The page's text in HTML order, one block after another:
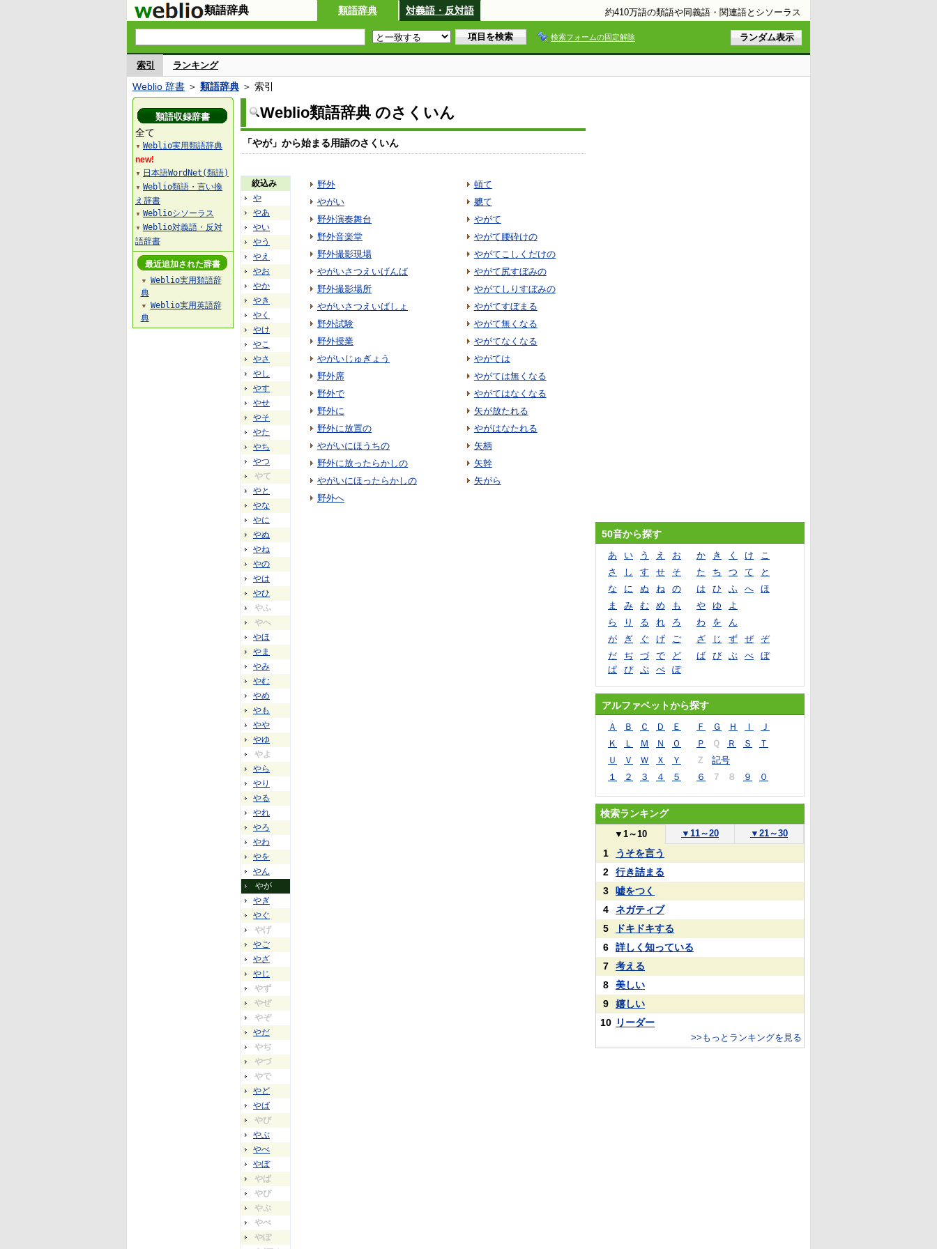
類語辞典 類語辞典 対義語・反対語 約410万語の類語や同義語・関連語とシソーラス
検索フォームの固定解除
索引 ランキング
Weblio 辞書 ＞ 類語辞典 ＞ 索引
Weblio類語辞典 のさくいん
「やが」から始まる用語のさくいん
絞込み
や
やあ
やい
やう
やえ
やお
やか
やき
やく
やけ
やこ
やさ
やし
やす
やせ
やそ
やた
やち
やつ
やて
やと
やな
やに
やぬ
やね
やの
やは
やひ
やふ
やへ
やほ
やま
やみ
やむ
やめ
やも
やや
やゆ
やよ
やら
やり
やる
やれ
やろ
やわ
やを
やん
やが
やぎ
やぐ
やげ
やご
やざ
やじ
やず
やぜ
やぞ
やだ
やぢ
やづ
やで
やど
やば
やび
やぶ
やべ
やぼ
やぱ
やぴ
やぷ
やぺ
やぽ
野外
やがい
野外演奏舞台
野外音楽堂
野外撮影現場
やがいさつえいげんば
野外撮影場所
やがいさつえいばしょ
野外試験
野外授業
やがいじゅぎょう
野外席
野外で
野外に
野外に放置の
やがいにほうちの
野外に放ったらかしの
やがいにほったらかしの
野外へ
頓て
軈て
やがて
やがて腰砕けの
やがてこしくだけの
やがて尻すぼみの
やがてしりすぼみの
やがてすぼまる
やがて無くなる
やがてなくなる
やがては
やがては無くなる
やがてはなくなる
矢が放たれる
やがはなたれる
矢柄
矢幹
矢がら
類語収録辞書
全て
▼ Weblio実用類語辞典
new!
▼ 日本語WordNet(類語)
▼ Weblio類語・言い換
え辞書
▼ Weblioシソーラス
▼ Weblio対義語・反対
語辞書
最近追加された辞書
▼
Weblio実用類語辞
典
▼
Weblio実用英語辞
典
50音から探す
あ い う え お か き く け
こ
さ
し す せ そ た ち つ て
と
な
に ぬ ね の は ひ ふ へ
ほ
ま
み む め も や ゆ
よ
ら
り る れ ろ わ を
ん
が
ぎ ぐ げ ご ざ じ ず ぜ
ぞ
だ
ぢ づ で ど ば び ぶ べ
ぼ
ぱ
ぴ ぷ ぺ ぽ
アルファベットから探す
Ａ Ｂ Ｃ Ｄ Ｅ Ｆ Ｇ Ｈ Ｉ
Ｊ
Ｋ
Ｌ Ｍ Ｎ Ｏ Ｐ Ｑ Ｒ Ｓ
Ｔ
Ｕ
Ｖ Ｗ Ｘ Ｙ Ｚ
記号
１
２ ３ ４ ５ ６ ７ ８ ９ ０
検索ランキング
▼ 1～10 ▼ 11～20 ▼ 21～30
1
うそを言う
2
行き詰まる
3
嘘をつく
4
ネガティブ
5
ドキドキする
6
詳しく知っている
7
考える
8
美しい
9
嬉しい
10 リーダー
>>もっとランキングを見る